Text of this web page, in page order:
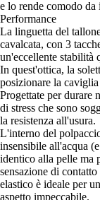
e lo rende comodo
Performance
La linguetta del
cavalcata, con 3
un'eccellente stabilità
In quest'ottica, la
posizionare la
Progettate per durare
di stress che sono
la resistenza all'usura.
L'interno del
insensibile all'acqua
identico alla pelle ma
sensazione di
elastico è ideale per
aspetto impeccabile.